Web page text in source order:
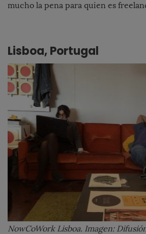
mucho la pena para quien es
Lisboa, Portugal
NowCoWork Lisboa. Imagen: